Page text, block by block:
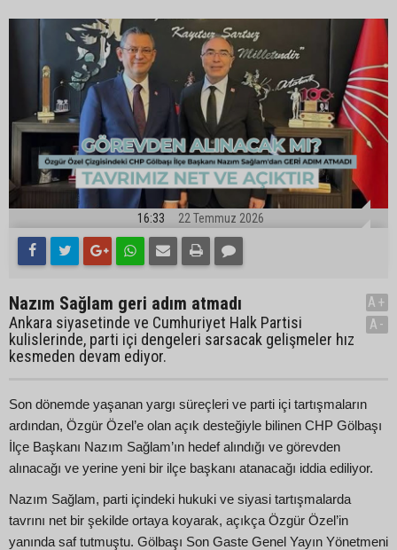
16:33 22 Temmuz 2026
Nazım Sağlam geri adım atmadı
Ankara siyasetinde ve Cumhuriyet Halk Partisi
kulislerinde, parti içi dengeleri sarsacak gelişmeler hız
kesmeden devam ediyor.
A+
A-
Son dönemde yaşanan yargı süreçleri ve parti içi tartışmaların
ardından, Özgür Özel’e olan açık desteğiyle bilinen CHP Gölbaşı
İlçe Başkanı Nazım Sağlam’ın hedef alındığı ve görevden
alınacağı ve yerine yeni bir ilçe başkanı atanacağı iddia ediliyor.
Nazım Sağlam, parti içindeki hukuki ve siyasi tartışmalarda
tavrını net bir şekilde ortaya koyarak, açıkça Özgür Özel’in
yanında saf tutmuştu. Gölbaşı Son Gaste Genel Yayın Yönetmeni